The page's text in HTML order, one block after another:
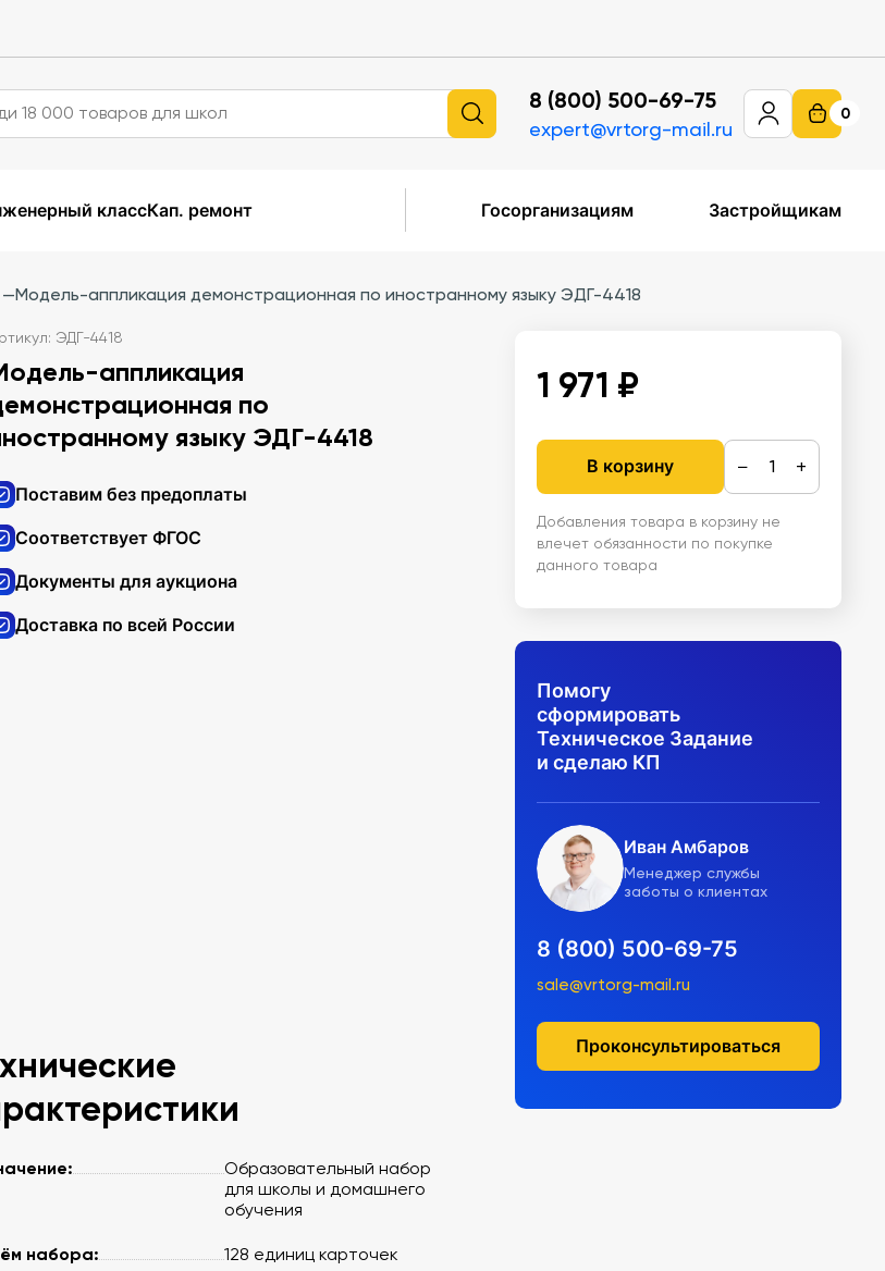
8 (800) 500-69-75
expert@vrtorg-mail.ru
0
классКап. ремонт Госорганизациям Застройщикам
—Модель-аппликация демонстрационная по иностранному языку ЭДГ-4418
ЭДГ-4418
аппликация
по
языку ЭДГ-4418
Поставим без предоплаты
Соответствует ФГОС
Документы для аукциона
Доставка по всей России
1 971 ₽
В корзину − +
Добавления товара в корзину не
влечет обязанности по покупке
данного товара
Помогу
сформировать
Техническое Задание
и сделаю КП
Иван Амбаров
Менеджер службы
заботы о клиентах
8 (800) 500-69-75
sale@vrtorg-mail.ru
Проконсультироваться
Образовательный набор
для школы и домашнего
обучения
набора: 128 единиц карточек